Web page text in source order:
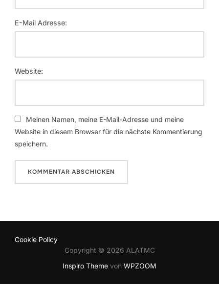
E-Mail Adresse:
Website:
Meinen Namen, meine E-Mail-Adresse und meine
Website in diesem Browser für die nächste Kommentierung
speichern.
Cookie Policy
Copyright © 2026 ALATMC
Inspiro Theme von WPZOOM